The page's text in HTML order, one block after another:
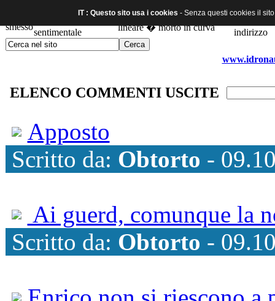
ELENCO COMMENTI USCITE
Apposto
Scritto da: Obtorto -
Ai guerd, comunque la
Scritto da: Obtorto -
IT : Questo sito usa i cookies - Senza questi cookies il